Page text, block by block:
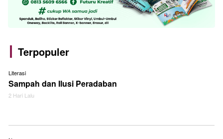
Terpopuler
Literasi
Sampah dan Ilusi Peradaban
2 Hari Lalu